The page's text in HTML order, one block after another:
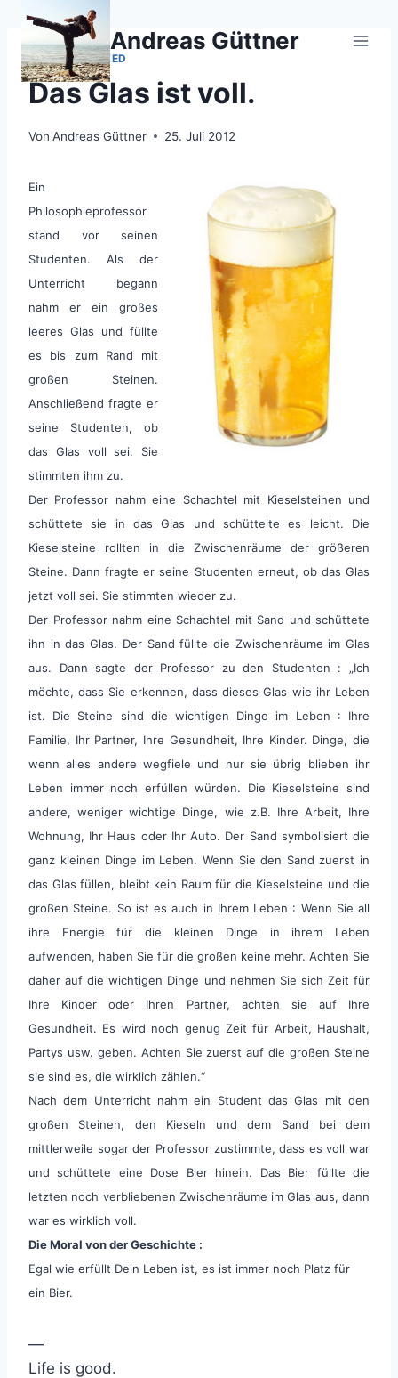
Zum
springen
Andreas Güttner
UNCATEGORIZED
Das Glas ist voll.
Von Andreas Güttner 25. Juli 2012
Ein
Philosophieprofessor
stand vor seinen
Studenten. Als der
Unterricht begann
nahm er ein großes
leeres Glas und füllte
es bis zum Rand mit
großen Steinen.
Anschließend fragte er
seine Studenten, ob
das Glas voll sei. Sie
stimmten ihm zu.
Der Professor nahm eine Schachtel mit Kieselsteinen und
schüttete sie in das Glas und schüttelte es leicht. Die
Kieselsteine rollten in die Zwischenräume der größeren
Steine. Dann fragte er seine Studenten erneut, ob das Glas
jetzt voll sei. Sie stimmten wieder zu.
Der Professor nahm eine Schachtel mit Sand und schüttete
ihn in das Glas. Der Sand füllte die Zwischenräume im Glas
aus. Dann sagte der Professor zu den Studenten : „Ich
möchte, dass Sie erkennen, dass dieses Glas wie ihr Leben
ist. Die Steine sind die wichtigen Dinge im Leben : Ihre
Familie, Ihr Partner, Ihre Gesundheit, Ihre Kinder. Dinge, die
wenn alles andere wegfiele und nur sie übrig blieben ihr
Leben immer noch erfüllen würden. Die Kieselsteine sind
andere, weniger wichtige Dinge, wie z.B. Ihre Arbeit, Ihre
Wohnung, Ihr Haus oder Ihr Auto. Der Sand symbolisiert die
ganz kleinen Dinge im Leben. Wenn Sie den Sand zuerst in
das Glas füllen, bleibt kein Raum für die Kieselsteine und die
großen Steine. So ist es auch in Ihrem Leben : Wenn Sie all
ihre Energie für die kleinen Dinge in ihrem Leben
aufwenden, haben Sie für die großen keine mehr. Achten Sie
daher auf die wichtigen Dinge und nehmen Sie sich Zeit für
Ihre Kinder oder Ihren Partner, achten sie auf Ihre
Gesundheit. Es wird noch genug Zeit für Arbeit, Haushalt,
Partys usw. geben. Achten Sie zuerst auf die großen Steine
sie sind es, die wirklich zählen.“
Nach dem Unterricht nahm ein Student das Glas mit den
großen Steinen, den Kieseln und dem Sand bei dem
mittlerweile sogar der Professor zustimmte, dass es voll war
und schüttete eine Dose Bier hinein. Das Bier füllte die
letzten noch verbliebenen Zwischenräume im Glas aus, dann
war es wirklich voll.
Die Moral von der Geschichte :
Egal wie erfüllt Dein Leben ist, es ist immer noch Platz für
ein Bier.
—
Life is good.